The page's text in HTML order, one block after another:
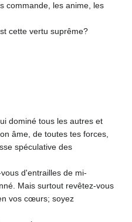
commande, les anime, les
cette vertu suprême?
dominé tous les autres et
âme, de toutes tes forces,
spécula­tive des
d'entrailles de mi­
Mais surtout revê­tez-vous
vos cœurs; soyez